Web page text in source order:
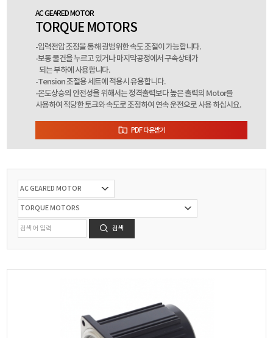
AC GEARED MOTOR
TORQUE MOTORS
-입력전압 조정을 통해 광범위한 속도 조절이 가능합니다.
-보통 물건을 누르고 있거나 마지막공정에서 구속상태가
되는 부하에 사용합니다.
-Tension 조절용 세트에 적용시 유용합니다.
-온도상승의 안전성을 위해서는 정격출력보다 높은 출력의 Motor를
사용하여 적당한 토크와 속도로 조정하여 연속 운전으로 사용 하십시요.
PDF 다운받기
검색